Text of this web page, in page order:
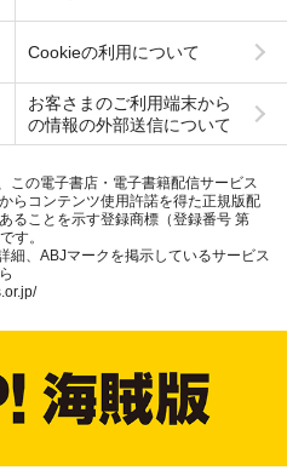
Cookieの利用について
お客さまのご利用端末から
の情報の外部送信について
この電子書店・電子書籍配信サービス
らコンテンツ使用許諾を得た正規版配
ることを示す登録商標（登録番号 第
す。
細、ABJマークを掲示しているサービス